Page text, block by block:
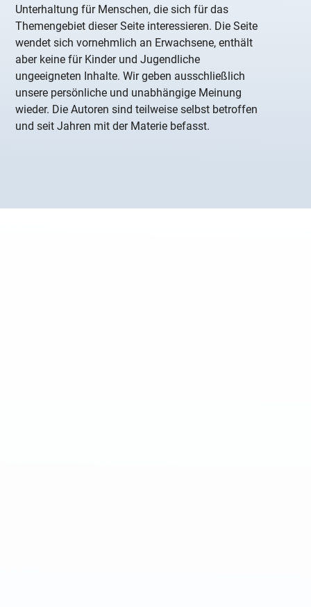
Unterhaltung für Menschen, die sich für das
Themengebiet dieser Seite interessieren. Die Seite
wendet sich vornehmlich an Erwachsene, enthält
aber keine für Kinder und Jugendliche
ungeeigneten Inhalte. Wir geben ausschließlich
unsere persönliche und unabhängige Meinung
wieder. Die Autoren sind teilweise selbst betroffen
und seit Jahren mit der Materie befasst.